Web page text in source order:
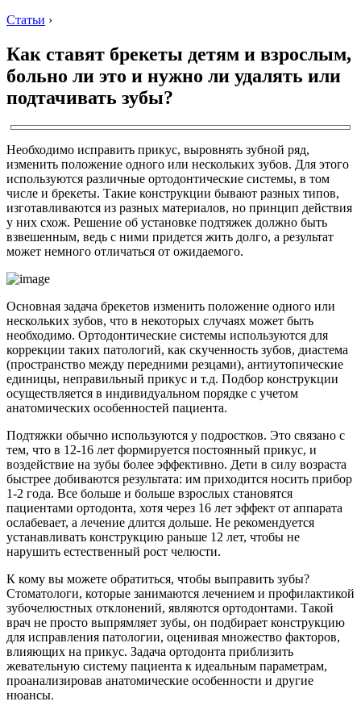
Статьи ›
Как ставят брекеты детям и взрослым,
больно ли это и нужно ли удалять или
подтачивать зубы?
Необходимо исправить прикус, выровнять зубной ряд,
изменить положение одного или нескольких зубов. Для этого
используются различные ортодонтические системы, в том
числе и брекеты. Такие конструкции бывают разных типов,
изготавливаются из разных материалов, но принцип действия
у них схож. Решение об установке подтяжек должно быть
взвешенным, ведь с ними придется жить долго, а результат
может немного отличаться от ожидаемого.
Основная задача брекетов изменить положение одного или
нескольких зубов, что в некоторых случаях может быть
необходимо. Ортодонтические системы используются для
коррекции таких патологий, как скученность зубов, диастема
(пространство между передними резцами), антиутопические
единицы, неправильный прикус и т.д. Подбор конструкции
осуществляется в индивидуальном порядке с учетом
анатомических особенностей пациента.
Подтяжки обычно используются у подростков. Это связано с
тем, что в 12-16 лет формируется постоянный прикус, и
воздействие на зубы более эффективно. Дети в силу возраста
быстрее добиваются результата: им приходится носить прибор
1-2 года. Все больше и больше взрослых становятся
пациентами ортодонта, хотя через 16 лет эффект от аппарата
ослабевает, а лечение длится дольше. Не рекомендуется
устанавливать конструкцию раньше 12 лет, чтобы не
нарушить естественный рост челюсти.
К кому вы можете обратиться, чтобы выправить зубы?
Стоматологи, которые занимаются лечением и профилактикой
зубочелюстных отклонений, являются ортодонтами. Такой
врач не просто выпрямляет зубы, он подбирает конструкцию
для исправления патологии, оценивая множество факторов,
влияющих на прикус. Задача ортодонта приблизить
жевательную систему пациента к идеальным параметрам,
проанализировав анатомические особенности и другие
нюансы.